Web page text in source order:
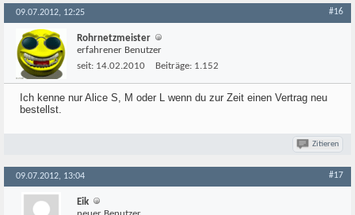
09.07.2012, 12:25 #16
Rohrnetzmeister
erfahrener Benutzer
seit: 14.02.2010 Beiträge: 1.152
Ich kenne nur Alice S, M oder L wenn du zur Zeit einen Vertrag neu
bestellst.
Zitieren
09.07.2012, 13:04 #17
Eik